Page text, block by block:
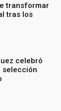
transformar
tras los
celebró
selección